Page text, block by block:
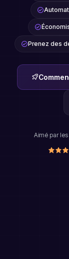
Prenez des
Aimé par